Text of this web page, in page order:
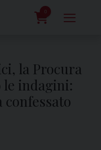
0
la Procura
le indagini:
confessato